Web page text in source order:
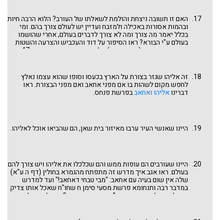
האם זו תשובה ניצחת והולמת לשאלתו של העורב? הלוא הרבה חיות
ובהמות אסורות באכילה ולמזבח ועדיין יש לעולם צורך בהם. ומי
בכלל יאמר מה צורך ומה לא צורך לדברים בעולם, אחרי שהושמו
בעולם ע"י הבורא? ראו הסיפור על דוד והעכביש והצרעה והשטות
באלו שבראת בעולמך? צירעה אוכלת דבש ומשחתת ואין בה הנאה,
עכביש יארוג כל השנה ולא ילבשנו, שוטה חסר דעה מזיק את
הבריות ואינו יודע יחודך וגבורתך ואין בו הנאה לעולם. אמר לו
הקב"ה: דוד! מלעיג אתה על הבריות? תבוא שעה ותצטרך להם ותדע
כאן ועכ"פ, במדרש לעיל, יש לעורב תשובות ערבות ...
זה אליהו שגזר בצורת על הארץ בכעסו וסופו שהוא עצמו נאלץ
לחפש מקום לשהות בו אם מפני אחאב ואם מפני הבצורת. ראו
דברינואליהו ואחאבבפרשת פנחס.
היינו שאנשי העיר ערבו מאיזור בית שאן, הם שהביאו אוכל לאליהו.
היינו שעורבים הם עופות ממש והם שכלכלו את אליהו ויש צורך להם
בעולם. ראו אגב איך מדרש זה מתפתח מהגמרא בחולין (דף ה ע"א)
שלה אין שום בעיה עם אחאב: "מבי טבחי דאחאב!" ועד למדרש
במדבר רבה ותנחומא פרשת מסעי סימן ח שחו"ח שאכל אותו צדיק
משולחנו של אחאב הרשע: "ומהיכן היו מביאין? משולחנו של